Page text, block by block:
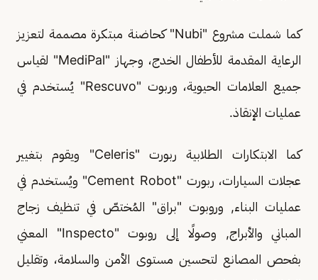
كما شملت مشروع "Nubi" كحاضنة مبتكرة مصممة لتعزيز
الرعاية المقدمة للأطفال الخدج، وجهاز "MediPal" لقياس
جميع العلامات الحيوية، وربوت "Rescuvo" يُستخدم في
عمليات الإنقاذ.
كما الابتكارات الطلابية ربورت "Celeris" ويقوم بتغيير
عجلات السيارات، ربورت "Cement Robot" ويُستخدم في
عمليات البناء, وروبوت "براق" المُختصّ في تنظيف زجاج
المباني والأبراج, وصولًا إلى روبوت "Inspecto" المعني
بفحص المصانع لتحسين مستوى الأمن والسلامة، وتقليل